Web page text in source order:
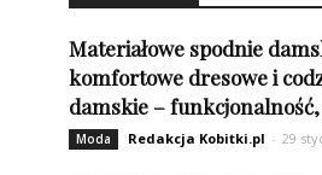
Materiałowe spodnie
komfortowe dresowe i
damskie –
Moda Redakcja Kobitki.pl - 29